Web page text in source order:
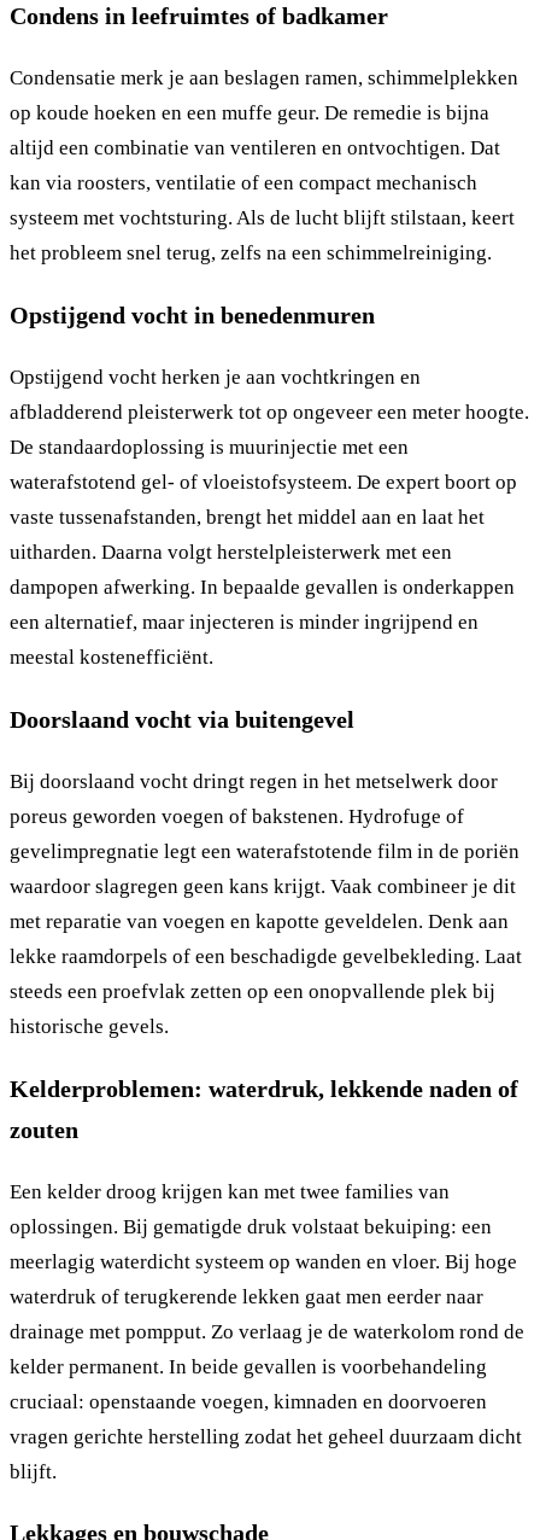
Condens in leefruimtes of badkamer
Condensatie merk je aan beslagen ramen, schimmelplekken
op koude hoeken en een muffe geur. De remedie is bijna
altijd een combinatie van ventileren en ontvochtigen. Dat
kan via roosters, ventilatie of een compact mechanisch
systeem met vochtsturing. Als de lucht blijft stilstaan, keert
het probleem snel terug, zelfs na een schimmelreiniging.
Opstijgend vocht in benedenmuren
Opstijgend vocht herken je aan vochtkringen en
afbladderend pleisterwerk tot op ongeveer een meter hoogte.
De standaardoplossing is muurinjectie met een
waterafstotend gel- of vloeistofsysteem. De expert boort op
vaste tussenafstanden, brengt het middel aan en laat het
uitharden. Daarna volgt herstelpleisterwerk met een
dampopen afwerking. In bepaalde gevallen is onderkappen
een alternatief, maar injecteren is minder ingrijpend en
meestal kostenefficiënt.
Doorslaand vocht via buitengevel
Bij doorslaand vocht dringt regen in het metselwerk door
poreus geworden voegen of bakstenen. Hydrofuge of
gevelimpregnatie legt een waterafstotende film in de poriën
waardoor slagregen geen kans krijgt. Vaak combineer je dit
met reparatie van voegen en kapotte geveldelen. Denk aan
lekke raamdorpels of een beschadigde gevelbekleding. Laat
steeds een proefvlak zetten op een onopvallende plek bij
historische gevels.
Kelderproblemen: waterdruk, lekkende naden of
zouten
Een kelder droog krijgen kan met twee families van
oplossingen. Bij gematigde druk volstaat bekuiping: een
meerlagig waterdicht systeem op wanden en vloer. Bij hoge
waterdruk of terugkerende lekken gaat men eerder naar
drainage met pompput. Zo verlaag je de waterkolom rond de
kelder permanent. In beide gevallen is voorbehandeling
cruciaal: openstaande voegen, kimnaden en doorvoeren
vragen gerichte herstelling zodat het geheel duurzaam dicht
blijft.
Lekkages en bouwschade